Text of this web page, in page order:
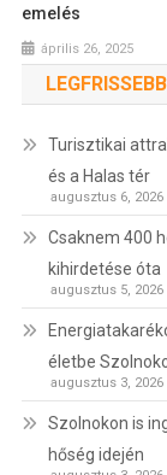
emelés
április 26, 2025
Turisztikai
és a Halas tér
augusztus 6, 2026
Csaknem 400
kihirdetése óta
augusztus 5, 2026
életbe
augusztus 3, 2026
Szolnokon is
hőség idején